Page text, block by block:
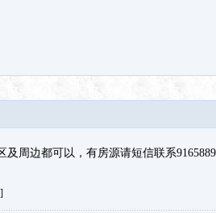
及周边都可以，有房源请短信联系